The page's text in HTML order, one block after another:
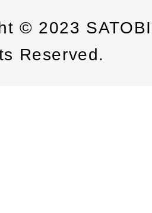
© 2023
Reserved.